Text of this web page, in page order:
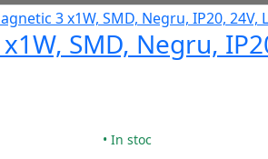
SMD, Negru,
• In stoc